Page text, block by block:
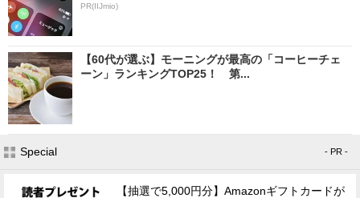
PR(IIJmio)
【60代が選ぶ】モーニングが最高の「コーヒーチェ
ーン」ランキングTOP25！ 第...
Special - PR -
【抽選で5,000円分】Amazonギフトカードが